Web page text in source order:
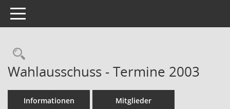
Toggle navigation
Rechercheauswahl
Wahlausschuss - Termine 2003
Informationen Mitglieder